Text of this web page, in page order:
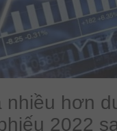
nhiều hơn
2022